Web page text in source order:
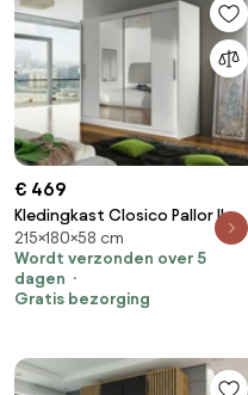
€ 469
Kledingkast Closico Pallor II,
Wit, 215x180x58cm, 147 kg,
Kledingkast deuren: Schuivend,
Aantal planken: 5, Aantal
215×180×58 cm
Wordt verzonden over 5
dagen
Gratis bezorging